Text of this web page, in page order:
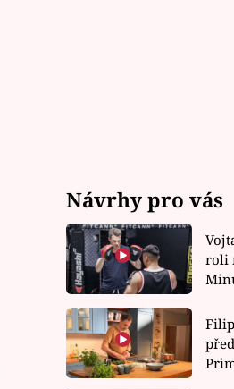
Návrhy pro vás
roli